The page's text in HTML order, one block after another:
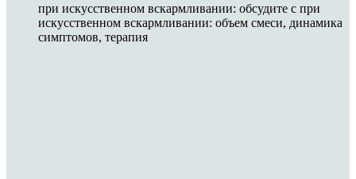
при искусственном вскармливании: обсудите с при
искусственном вскармливании: объем смеси, динамика
симптомов, терапия